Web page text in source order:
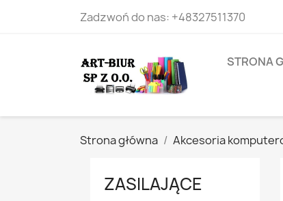
Zadzwoń do nas: +48327511370
STRONA
Strona główna Akcesoria
ZASILAJĄCE